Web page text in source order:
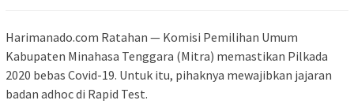
Harimanado.com Ratahan — Komisi Pemilihan Umum
Kabupaten Minahasa Tenggara (Mitra) memastikan Pilkada
2020 bebas Covid-19. Untuk itu, pihaknya mewajibkan jajaran
badan adhoc di Rapid Test.